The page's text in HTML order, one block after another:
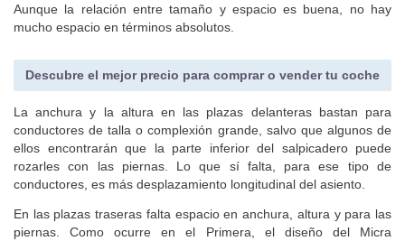
Aunque la relación entre tamaño y espacio es buena, no hay
mucho espacio en términos absolutos.
Descubre el mejor precio para comprar o vender tu coche
La anchura y la altura en las plazas delanteras bastan para
conductores de talla o complexión grande, salvo que algunos de
ellos encontrarán que la parte inferior del salpicadero puede
rozarles con las piernas. Lo que sí falta, para ese tipo de
conductores, es más desplazamiento longitudinal del asiento.
En las plazas traseras falta espacio en anchura, altura y para las
piernas. Como ocurre en el Primera, el diseño del Micra